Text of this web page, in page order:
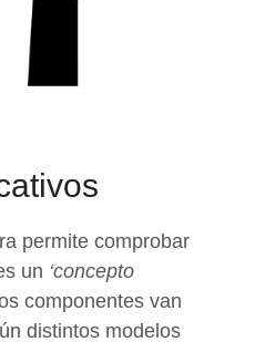
permite comprobar
un ‘concepto
componentes van
distintos modelos